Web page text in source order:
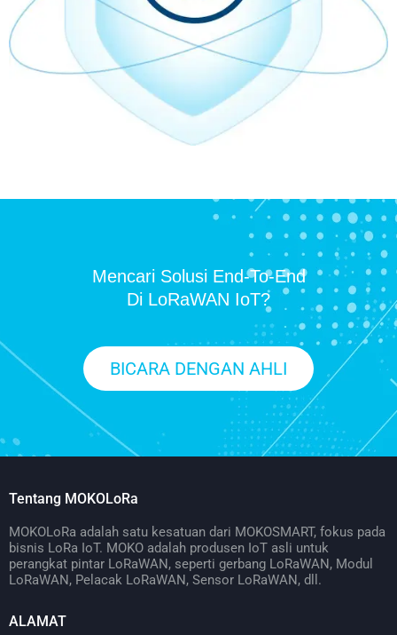
Mencari Solusi End-To-End
Di LoRaWAN IoT?
BICARA DENGAN AHLI
Tentang MOKOLoRa
MOKOLoRa adalah satu kesatuan dari MOKOSMART, fokus pada
bisnis LoRa IoT. MOKO adalah produsen IoT asli untuk
perangkat pintar LoRaWAN, seperti gerbang LoRaWAN, Modul
LoRaWAN, Pelacak LoRaWAN, Sensor LoRaWAN, dll.
ALAMAT